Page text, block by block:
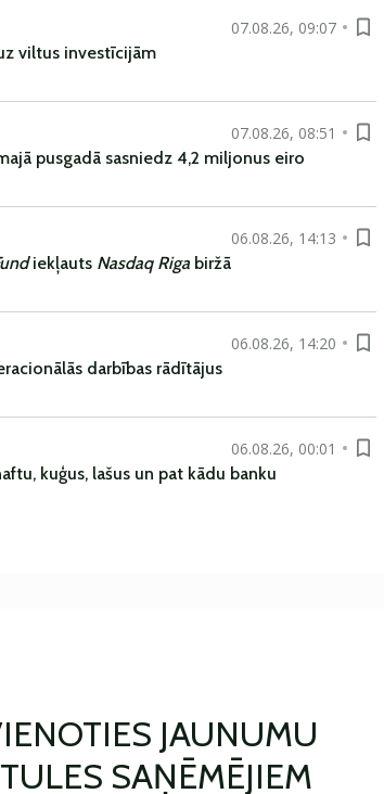
07.08.26, 09:07
viltus investīcijām
07.08.26, 08:51
pusgadā sasniedz 4,2 miljonus eiro
06.08.26, 14:13
iekļauts Nasdaq Riga biržā
06.08.26, 14:20
darbības rādītājus
06.08.26, 00:01
kuģus, lašus un pat kādu banku
JAUNUMU
SAŅĒMĒJIEM